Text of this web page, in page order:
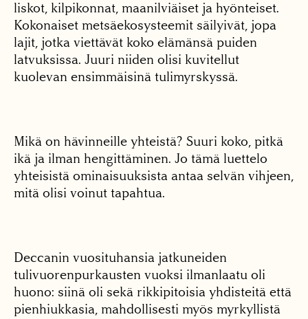
liskot, kilpikonnat, maanilviäiset ja hyönteiset.
Kokonaiset metsäekosysteemit säilyivät, jopa
lajit, jotka viettävät koko elämänsä puiden
latvuksissa. Juuri niiden olisi kuvitellut
kuolevan ensimmäisinä tulimyrskyssä.
Mikä on hävinneille yhteistä? Suuri koko, pitkä
ikä ja ilman hengittäminen. Jo tämä luettelo
yhteisistä ominaisuuksista antaa selvän vihjeen,
mitä olisi voinut tapahtua.
Deccanin vuosituhansia jatkuneiden
tulivuorenpurkausten vuoksi ilmanlaatu oli
huono: siinä oli sekä rikkipitoisia yhdisteitä että
pienhiukkasia, mahdollisesti myös myrkyllistä